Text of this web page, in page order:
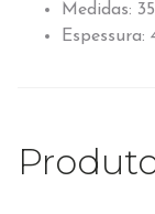
Medidas:
Espessura: